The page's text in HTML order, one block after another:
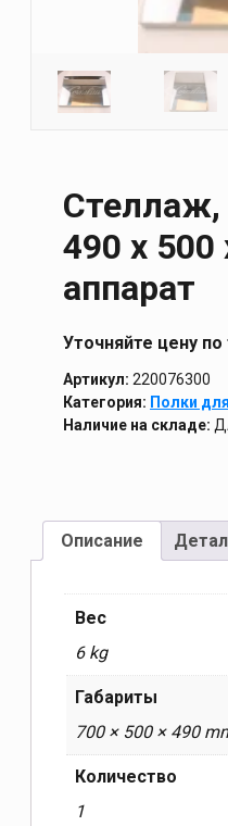
Стеллаж,
490 х
аппарат
Уточняйте цену
Артикул: 220076300
Категория: Полки
Наличие на складе:
Описание
Вес
6 kg
Габариты
700 × 500 × 490
Количество
1